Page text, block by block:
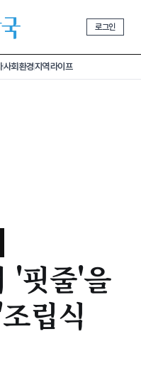
로그인
사회환경지역라이프
'핏줄'을
립식